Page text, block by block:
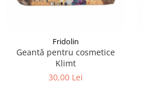
LEGO Art
LEGO Architecture
LEGO Speed Champions
Fridolin
Geantă pentru cosmetice
Klimt
30,00 Lei